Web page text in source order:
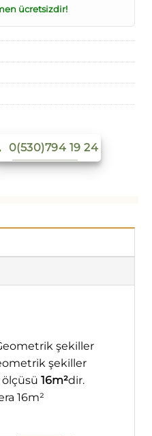
ücretsizdir!
0(530)794 19 24
şekiller
şekiller
16m²dir.
16m²